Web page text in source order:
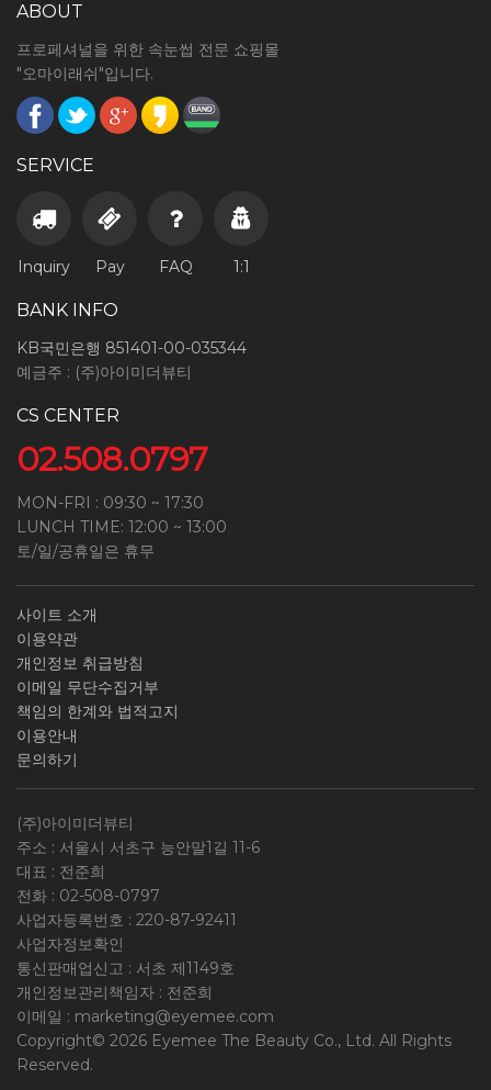
ABOUT
프로페셔널을 위한 속눈썹 전문 쇼핑몰
"오마이래쉬"입니다.
SERVICE
Inquiry Pay FAQ 1:1
BANK INFO
KB국민은행 851401-00-035344
예금주 : (주)아이미더뷰티
CS CENTER
02.508.0797
MON-FRI : 09:30 ~ 17:30
LUNCH TIME: 12:00 ~ 13:00
토/일/공휴일은 휴무
사이트 소개
이용약관
개인정보 취급방침
이메일 무단수집거부
책임의 한계와 법적고지
이용안내
문의하기
(주)아이미더뷰티
주소 : 서울시 서초구 능안말1길 11-6
대표 : 전준희
전화 : 02-508-0797
사업자등록번호 : 220-87-92411
사업자정보확인
통신판매업신고 : 서초 제1149호
개인정보관리책임자 : 전준희
이메일 : marketing@eyemee.com
Copyright© 2026 Eyemee The Beauty Co., Ltd. All Rights
Reserved.